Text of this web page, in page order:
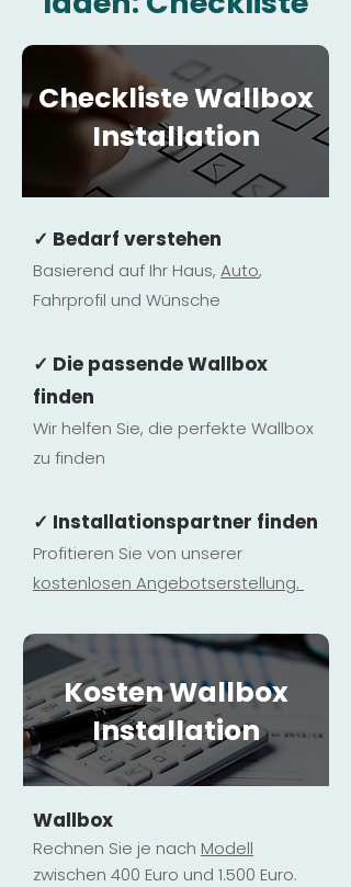
Checkliste Wallbox
Installation
✓ Bedarf verstehen
Basierend auf Ihr Haus, Auto,
Fahrprofil und Wünsche
✓ Die passende Wallbox
finden
Wir helfen Sie, die perfekte Wallbox
zu finden
✓ Installationspartner finden
Profitieren Sie von unserer
kostenlosen Angebotserstellung.
Kosten Wallbox
Installation
Wallbox
Rechnen Sie je nach Modell
zwischen 400 Euro und 1.500 Euro.